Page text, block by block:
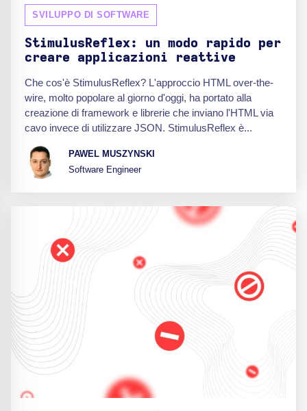
SVILUPPO DI SOFTWARE
StimulusReflex: un modo rapido per
creare applicazioni reattive
Che cos'è StimulusReflex? L'approccio HTML over-the-
wire, molto popolare al giorno d'oggi, ha portato alla
creazione di framework e librerie che inviano l'HTML via
cavo invece di utilizzare JSON. StimulusReflex è...
PAWEL MUSZYNSKI
Software Engineer